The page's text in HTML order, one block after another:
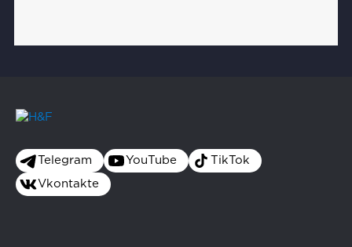
Telegram YouTube TikTok
Vkontakte